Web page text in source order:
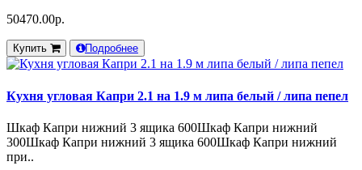
50470.00р.
Купить Подробнее
Кухня угловая Капри 2.1 на 1.9 м липа белый / липа пепел
Шкаф Капри нижний 3 ящика 600Шкаф Капри нижний
300Шкаф Капри нижний 3 ящика 600Шкаф Капри нижний
при..